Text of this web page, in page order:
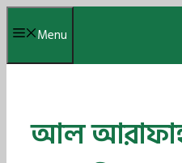
to
Menu
আল